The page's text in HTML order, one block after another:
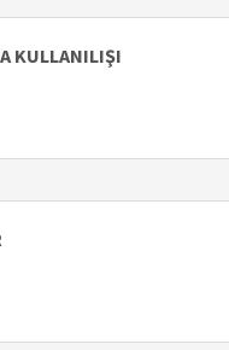
KULLANILIŞI